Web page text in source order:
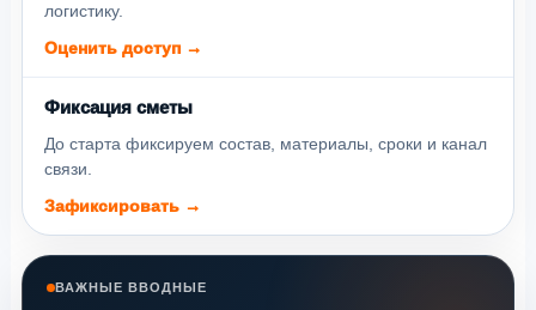
логистику.
Оценить доступ →
Фиксация сметы
До старта фиксируем состав, материалы, сроки и канал
связи.
Зафиксировать →
ВАЖНЫЕ ВВОДНЫЕ